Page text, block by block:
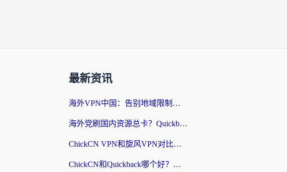
最新资讯
海外VPN中国：告别地域限制，留学生与华人如何轻松刷国内剧、玩国服？
海外党刷国内资源总卡？Quickback和采集蜂好用吗？这篇指南帮你避坑
ChickCN VPN和旋风VPN对比哪个回国效果更好？海外党亲测实用指南
ChickCN和Quickback哪个好？海外党亲测回国加速器，轻松解锁国内资源（附避坑指南）